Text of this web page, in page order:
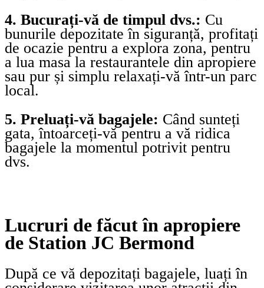
4. Bucurați-vă de timpul dvs.: Cu
bunurile depozitate în siguranță, profitați
de ocazie pentru a explora zona, pentru
a lua masa la restaurantele din apropiere
sau pur și simplu relaxați-vă într-un parc
local.
5. Preluați-vă bagajele: Când sunteți
gata, întoarceți-vă pentru a vă ridica
bagajele la momentul potrivit pentru
dvs.
Lucruri de făcut în apropiere
de Station JC Bermond
După ce vă depozitați bagajele, luați în